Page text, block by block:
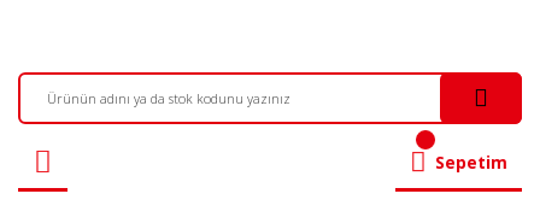
Sepetim